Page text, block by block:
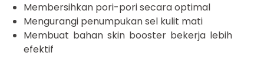
Membersihkan pori-pori secara optimal
Mengurangi penumpukan sel kulit mati
Membuat bahan skin booster bekerja lebih
efektif